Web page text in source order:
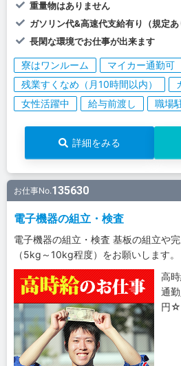
重量物はありません
ガソリン代&高速代支給有り（規定あ
長閑な環境でお仕事が出来ます
寮はワンルーム マイカー通勤可
残業すくなめ（月10時間以内）
女性活躍中
給与前渡し 職場
詳細をみる
お仕事No.135630
電子機器の組立・検査
電子機器の組立・検査 基板の組立や
（5kg～10kg程度）をお願いします。
高
通
円☆